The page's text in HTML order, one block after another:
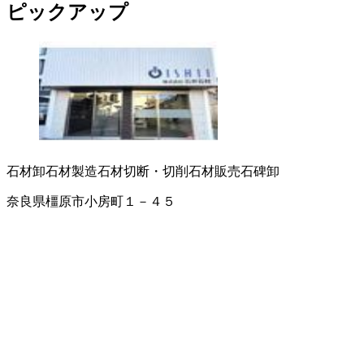
ピックアップ
石材卸石材製造石材切断・切削 石材販売石碑卸
奈良県橿原市小房町１－４５